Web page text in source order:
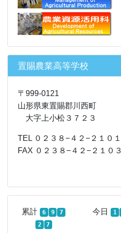
置賜農業高等学校
〒999-0121
山形県東置賜郡川西町
大字上小松３７２３
TEL ０２３８−４２−２１０１
FAX ０２３８−４２−２１０３
累計 6 9
7
2
7
今日 1